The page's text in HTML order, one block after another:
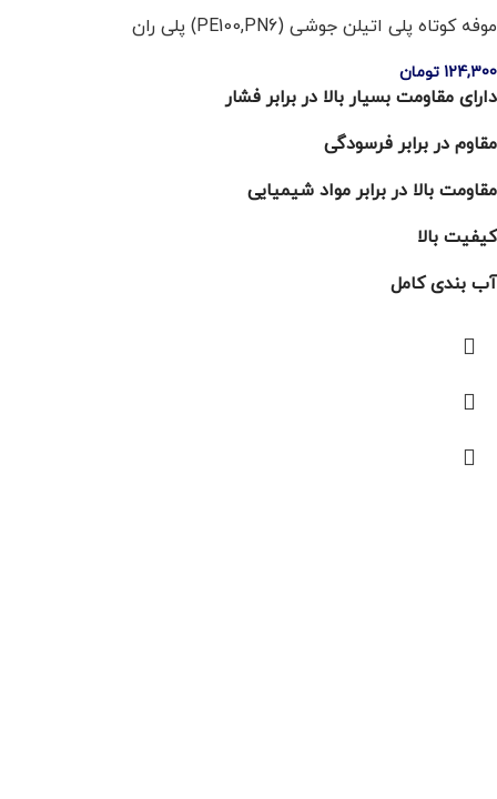
موفه کوتاه پلی اتیلن جوشی (PE100,PN6) پلی ران
124,300 تومان
دارای مقاومت بسیار بالا در برابر فشار
مقاوم در برابر فرسودگی
مقاومت بالا در برابر مواد شیمیایی
کیفیت بالا
آب بندی کامل